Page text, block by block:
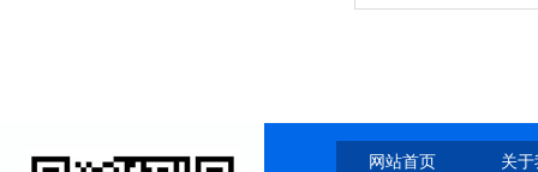
网站首页 关